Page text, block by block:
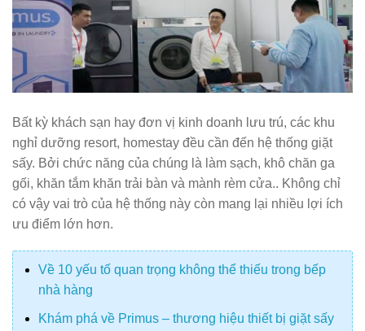
Bất kỳ khách sạn hay đơn vị kinh doanh lưu trú, các khu
nghỉ dưỡng resort, homestay đều cần đến hệ thống giặt
sấy. Bởi chức năng của chúng là làm sạch, khô chăn ga
gối, khăn tắm khăn trải bàn và mành rèm cửa.. Không chỉ
có vậy vai trò của hệ thống này còn mang lại nhiều lợi ích
ưu điểm lớn hơn.
Về 10 yếu tố quan trọng không thể thiếu trong bếp
nhà hàng
Khám phá về Primus – thương hiệu thiết bị giặt sấy